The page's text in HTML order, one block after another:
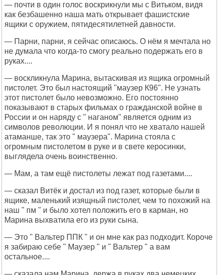
— почти в один голос воскрикнули мы с Витьком, видя
как безбашенно наша мать открывает фашистские
ящики с оружием, пятидесятилетней давности.
— Парни, парни, я сейчас описаюсь. О нём я мечтала но
не думала что когда-то смогу реально подержать его в
руках....
— воскликнула Марина, вытаскивая из ящика огромный
пистолет. Это был настоящий "маузер К96". Не узнать
этот пистолет было невозможно. Его постоянно
показывают в старых фильмах о гражданской войне в
России и он наряду с " наганом" является одним из
символов революции. И я понял что не хватало нашей
атаманше, так это " маузера". Марина стояла с
огромным пистолетом в руке и в свете керосинки,
выглядела очень воинственно.
— Мам, а там ещё пистолеты лежат под газетами....
— сказал Витёк и достал из под газет, которые были в
ящике, маленький изящный пистолет, чем то похожий на
наш " пм " и было хотел положить его в карман, но
Марина выхватила его из руки сына.
— Это " Вальтер ППК " и он мне как раз подходит. Короче
я забираю себе " Маузер " и " Вальтер " а вам
остальное....